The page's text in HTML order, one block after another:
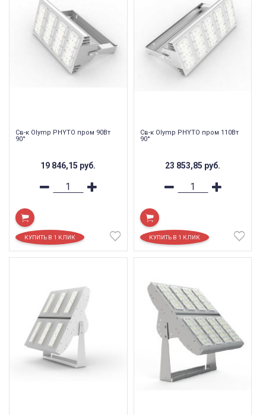
Св-к Olymp PHYTO пром 90Вт
90°
19 846,15 руб.
Св-к Olymp PHYTO пром 110Вт
90°
23 853,85 руб.